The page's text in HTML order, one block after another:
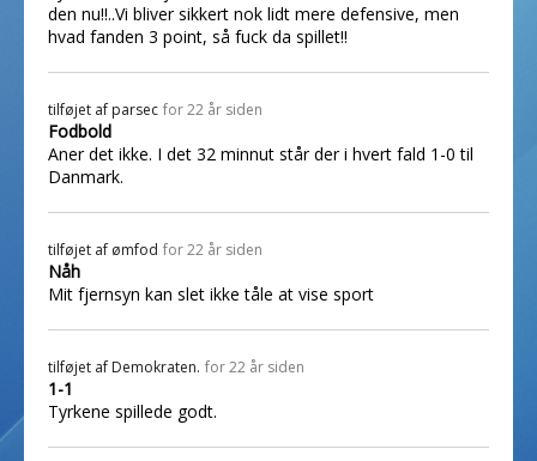
den nu!!..Vi bliver sikkert nok lidt mere defensive, men
hvad fanden 3 point, så fuck da spillet!!
tilføjet af parsec for 22 år siden
Fodbold
Aner det ikke. I det 32 minnut står der i hvert fald 1-0 til
Danmark.
tilføjet af ømfod for 22 år siden
Nåh
Mit fjernsyn kan slet ikke tåle at vise sport
tilføjet af Demokraten. for 22 år siden
1-1
Tyrkene spillede godt.